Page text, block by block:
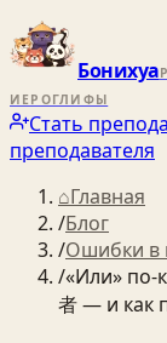
Бонихуа
ИЕРОГЛИФЫ
Стать
преподавателя
⌂Главная
/Блог
/Ошибки в
/«Или»
者 — и как